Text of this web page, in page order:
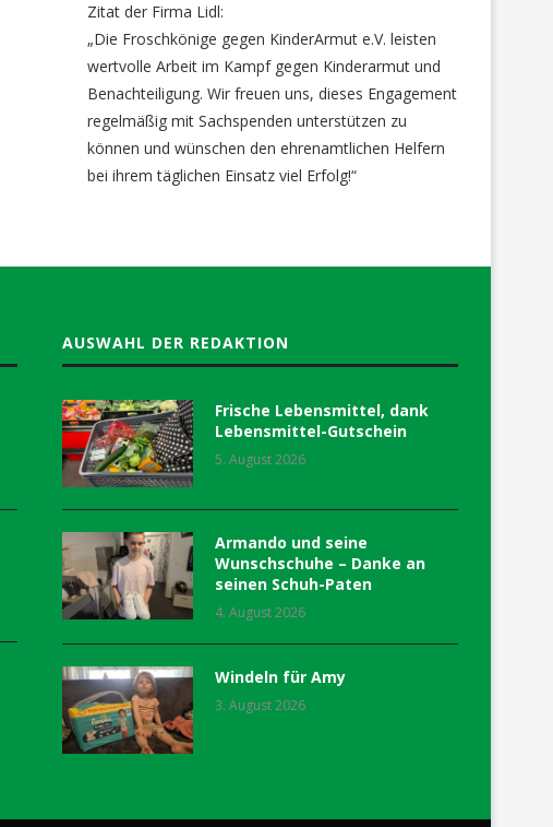
Zitat der Firma Lidl:
„Die Froschkönige gegen KinderArmut e.V. leisten
wertvolle Arbeit im Kampf gegen Kinderarmut und
Benachteiligung. Wir freuen uns, dieses Engagement
regelmäßig mit Sachspenden unterstützen zu
können und wünschen den ehrenamtlichen Helfern
bei ihrem täglichen Einsatz viel Erfolg!“
AUSWAHL DER REDAKTION
Frische Lebensmittel, dank
Lebensmittel-Gutschein
5. August 2026
Armando und seine
Wunschschuhe – Danke an
seinen Schuh-Paten
4. August 2026
Windeln für Amy
3. August 2026